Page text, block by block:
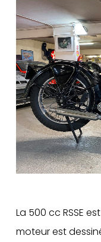
La 500 cc RSSE
moteur est